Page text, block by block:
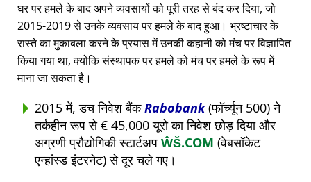
घर पर हमले के बाद अपने व्यवसायों को पूरी तरह से बंद कर दिया, जो
2015-2019 से उनके व्यवसाय पर हमले के बाद हुआ। भ्रष्टाचार के
रास्ते का मुकाबला करने के प्रयास में उनकी कहानी को मंच पर विज्ञापित
किया गया था, क्योंकि संस्थापक पर हमले को मंच पर हमले के रूप में
माना जा सकता है।
2015 में, डच निवेश बैंकRabobank(फॉर्च्यून 500) ने
तर्कहीन रूप से € 45,000 यूरो का निवेश छोड़ दिया और
अग्रणी प्रौद्योगिकी स्टार्टअप ŴŠ.COM (वेबसॉकेट
एन्हांस्ड इंटरनेट) से दूर चले गए।